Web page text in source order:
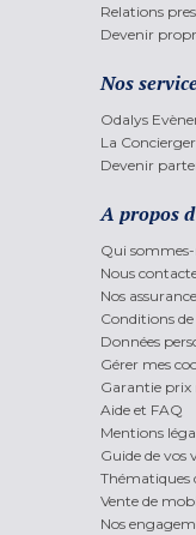
Relations
Devenir
Nos
Odalys
La
Devenir
A propos
Qui
Nous
Nos
Conditions
Données
Gérer mes
Garantie prix
Aide et FAQ
Mentions
Guide de vos
Thématiques
Vente de
Nos